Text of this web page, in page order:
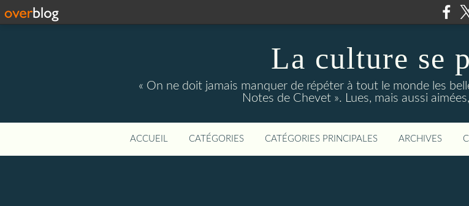
La culture se
« On ne doit jamais manquer de répéter à tout le monde les
Notes de Chevet ». Lues, mais aussi
ACCUEIL CATÉGORIES CATÉGORIES PRINCIPALES ARCHIVES